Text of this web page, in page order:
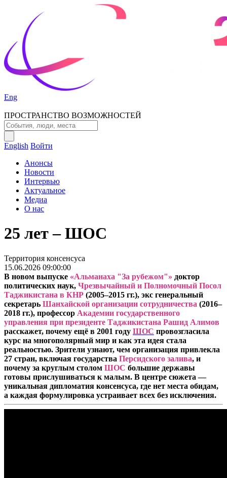
Eng
ПРОСТРАНСТВО ВОЗМОЖНОСТЕЙ
English Войти
Анонсы
Новости
Интервью
Актуальное
Медиа
О нас
25 лет – ШОС
Территория консенсуса
15.06.2026 09:00:00
В новом выпуске «Альманаха "За рубежом"» доктор
политических наук, Чрезвычайный и Полномочный Посол
Таджикистана в КНР (2005–2015 гг.), экс генеральный
секретарь Шанхайской организации сотрудничества (2016–
2018 гг.), профессор Академии государственного
управления при президенте Таджикистана Рашид Алимов
расскажет, почему ещё в 2001 году ШОС провозгласила
курс на многополярный мир и как эта идея стала
реальностью. Зрители узнают, чем организация привлекла
27 стран, включая государства Персидского залива, и
почему за круглым столом ШОС большие державы
готовы прислушиваться к малым. В центре сюжета —
уникальная дипломатия консенсуса, где нет места обидам,
а каждая формулировка устраивает всех без исключения.